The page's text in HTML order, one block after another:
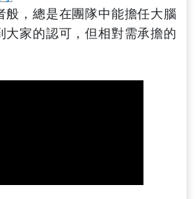
般，總是在團隊中能擔任大腦
大家的認可，但相對需承擔的